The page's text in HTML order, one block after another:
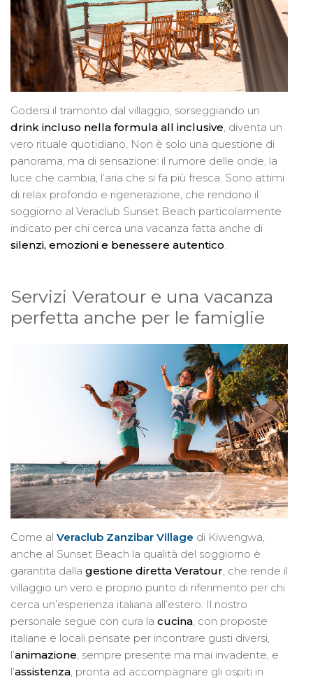
Godersi il tramonto dal villaggio, sorseggiando un
drink incluso nella formula all inclusive , diventa un
vero rituale quotidiano. Non è solo una questione di
panorama, ma di sensazione: il rumore delle onde, la
luce che cambia, l’aria che si fa più fresca. Sono attimi
di relax profondo e rigenerazione, che rendono il
soggiorno al Veraclub Sunset Beach particolarmente
indicato per chi cerca una vacanza fatta anche di
silenzi, emozioni e benessere autentico
Servizi Veratour e una vacanza
perfetta anche per le famiglie
Come al Veraclub Zanzibar Village di Kiwengwa,
anche al Sunset Beach la qualità del soggiorno è
garantita dalla gestione diretta Veratour, che rende il
villaggio un vero e proprio punto di riferimento per chi
cerca un’esperienza italiana all’estero. Il nostro
personale segue con cura la cucina, con proposte
italiane e locali pensate per incontrare gusti diversi,
l’animazione, sempre presente ma mai invadente, e
l’assistenza, pronta ad accompagnare gli ospiti in